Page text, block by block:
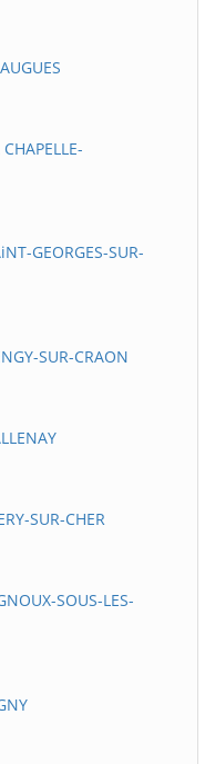
GEORGES-SUR-
SUR-CRAON
SUR-CHER
SOUS-LES-